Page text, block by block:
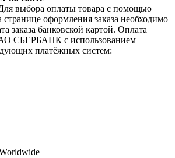
выбора оплаты товара с помощью
странице оформления заказа необходимо
заказа банковской картой. Оплата
СБЕРБАНК с использованием
платёжных систем: